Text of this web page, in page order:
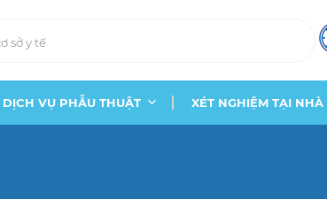
DỊCH VỤ PHẪU THUẬT XÉT NGHIỆM TẠI NHÀ